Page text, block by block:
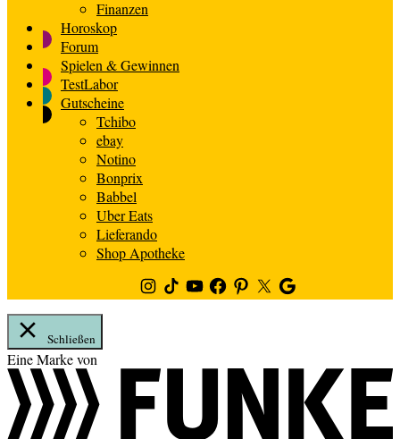
Finanzen
Horoskop
Forum
Spielen & Gewinnen
TestLabor
Gutscheine
Tchibo
ebay
Notino
Bonprix
Babbel
Uber Eats
Lieferando
Shop Apotheke
Instagram
TikTokYoutubeFacebook
PinterestTwitterGoogle
News
Schließen
Zum
Inhalt
springen
Eine Marke von